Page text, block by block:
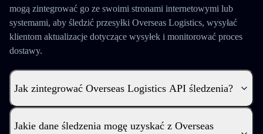
mogą zintegrować go ze swoimi stronami internetowymi lub
systemami, aby śledzić przesyłki Overseas Logistics, wysyłać
klientom aktualizacje dotyczące wysyłek i monitorować proces
dostawy.
Jak zintegrować Overseas Logistics API śledzenia?
Jakie dane śledzenia mogę uzyskać z Overseas